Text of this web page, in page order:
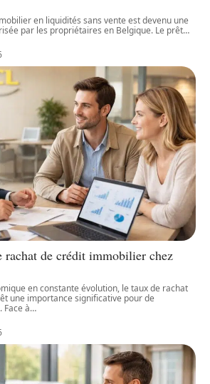
en liquidités sans vente est devenu une
par les propriétaires en Belgique. Le prêt…
rachat de crédit immobilier chez
en constante évolution, le taux de rachat
une importance significative pour de
à…